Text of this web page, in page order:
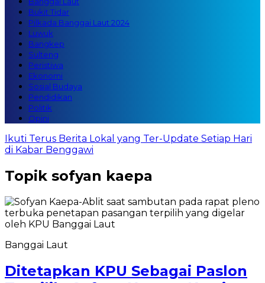
Bukit Tidar
Pilkada Banggai Laut 2024
Luwuk
Bangkep
Sulteng
Peristiwa
Ekonomi
Sosial Budaya
Pendidikan
Politik
Opini
Ikuti Terus Berita Lokal yang Ter-Update Setiap Hari
di Kabar Benggawi
Topik sofyan kaepa
Banggai Laut
Ditetapkan KPU Sebagai Paslon